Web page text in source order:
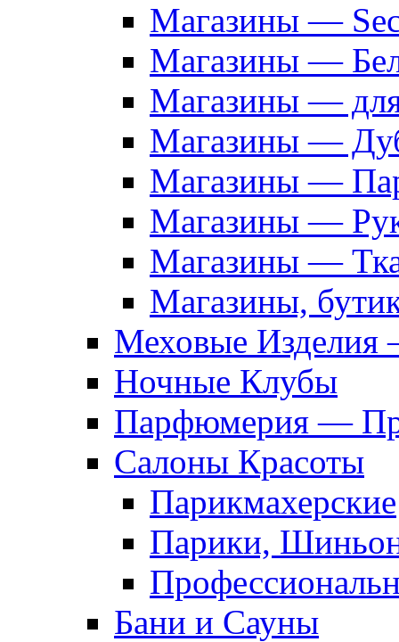
Магазины —
Магазины —
Магазины —
Магазины —
Магазины —
Магазины —
Магазины —
Магазины,
Меховые Изделия
Ночные Клубы
Парфюмерия —
Салоны Красоты
Парикмахерские
Парики,
Бани и Сауны